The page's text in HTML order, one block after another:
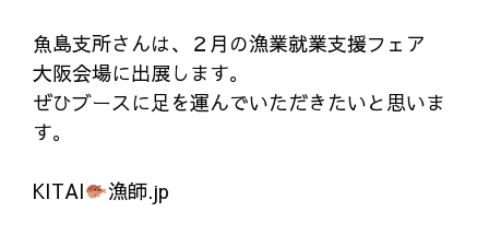
魚島支所さんは、２月の漁業就業支援フェア
大阪会場に出展します。
ぜひブースに足を運んでいただきたいと思いま
す。
KITAI 漁師.jp